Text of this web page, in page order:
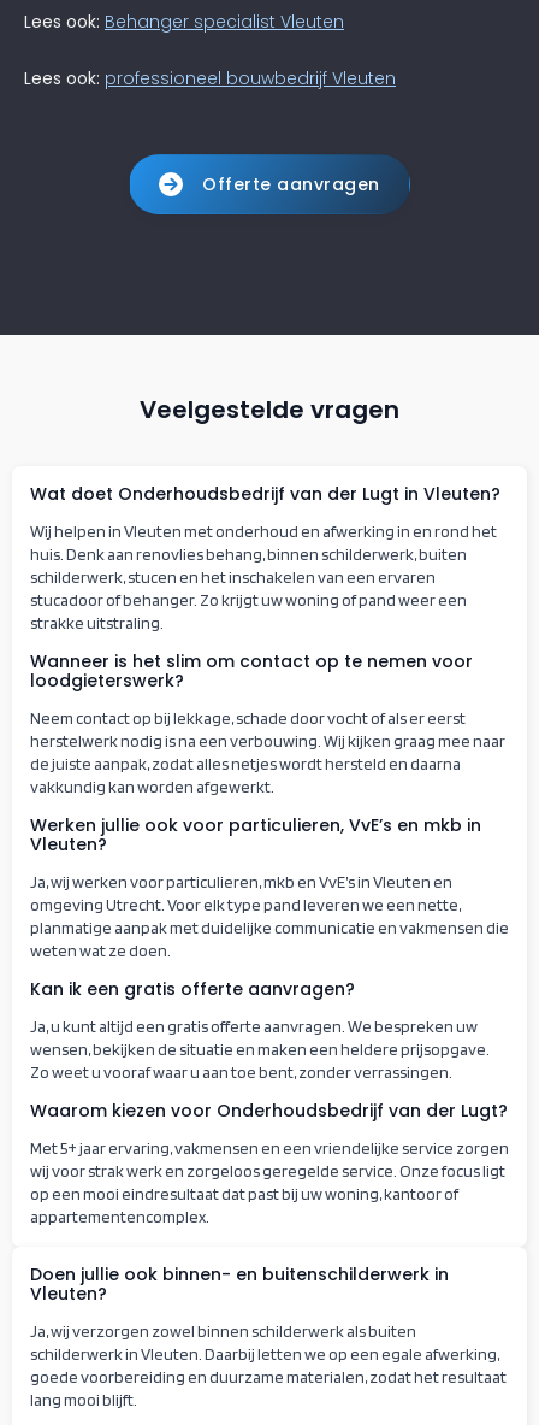
Lees ook: Behanger specialist Vleuten
Lees ook: professioneel bouwbedrijf Vleuten
Offerte aanvragen
Veelgestelde vragen
Wat doet Onderhoudsbedrijf van der Lugt in Vleuten?
Wij helpen in Vleuten met onderhoud en afwerking in en rond het
huis. Denk aan renovlies behang, binnen schilderwerk, buiten
schilderwerk, stucen en het inschakelen van een ervaren
stucadoor of behanger. Zo krijgt uw woning of pand weer een
strakke uitstraling.
Wanneer is het slim om contact op te nemen voor
loodgieterswerk?
Neem contact op bij lekkage, schade door vocht of als er eerst
herstelwerk nodig is na een verbouwing. Wij kijken graag mee naar
de juiste aanpak, zodat alles netjes wordt hersteld en daarna
vakkundig kan worden afgewerkt.
Werken jullie ook voor particulieren, VvE’s en mkb in
Vleuten?
Ja, wij werken voor particulieren, mkb en VvE’s in Vleuten en
omgeving Utrecht. Voor elk type pand leveren we een nette,
planmatige aanpak met duidelijke communicatie en vakmensen die
weten wat ze doen.
Kan ik een gratis offerte aanvragen?
Ja, u kunt altijd een gratis offerte aanvragen. We bespreken uw
wensen, bekijken de situatie en maken een heldere prijsopgave.
Zo weet u vooraf waar u aan toe bent, zonder verrassingen.
Waarom kiezen voor Onderhoudsbedrijf van der Lugt?
Met 5+ jaar ervaring, vakmensen en een vriendelijke service zorgen
wij voor strak werk en zorgeloos geregelde service. Onze focus ligt
op een mooi eindresultaat dat past bij uw woning, kantoor of
appartementencomplex.
Doen jullie ook binnen- en buitenschilderwerk in
Vleuten?
Ja, wij verzorgen zowel binnen schilderwerk als buiten
schilderwerk in Vleuten. Daarbij letten we op een egale afwerking,
goede voorbereiding en duurzame materialen, zodat het resultaat
lang mooi blijft.